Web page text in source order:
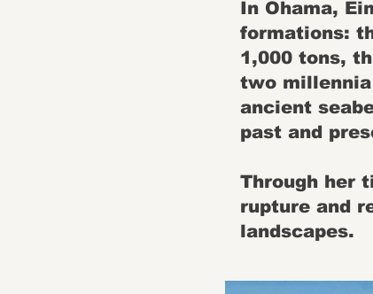
In Ohama,
formations:
1,000 tons,
two
ancient
past and
Through her
rupture and
landscapes.